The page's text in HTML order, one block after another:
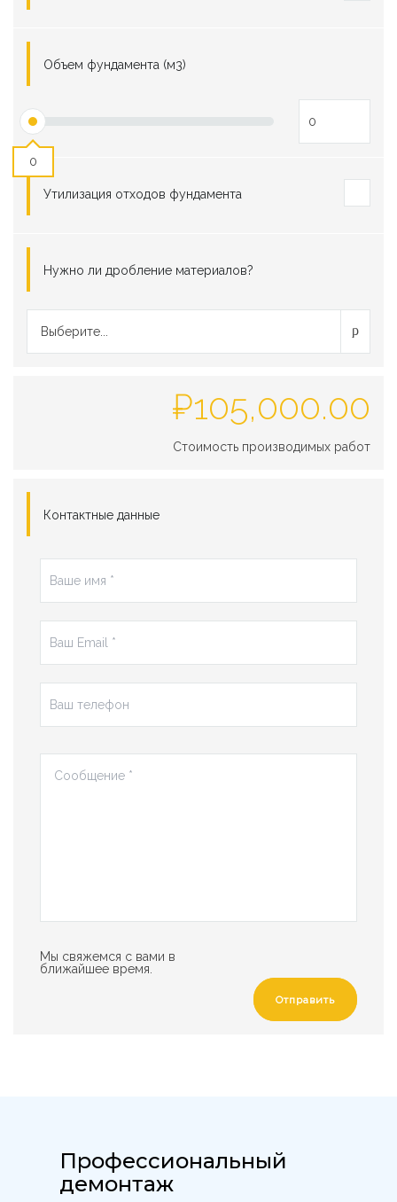
Объем фундамента (м3)
0
Утилизация отходов фундамента
Нужно ли дробление материалов?
Выберите...
₽105,000.00
Стоимость производимых работ
Контактные данные
Мы свяжемся с вами в
ближайшее время.
Отправить
Профессиональный
демонтаж